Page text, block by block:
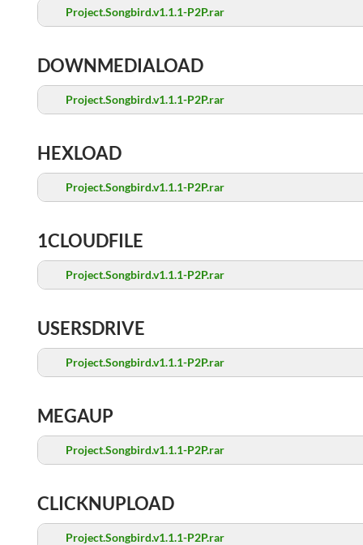
Project.Songbird.v1.1.1-P2P.rar
DOWNMEDIALOAD
Project.Songbird.v1.1.1-P2P.rar
HEXLOAD
Project.Songbird.v1.1.1-P2P.rar
1CLOUDFILE
Project.Songbird.v1.1.1-P2P.rar
USERSDRIVE
Project.Songbird.v1.1.1-P2P.rar
MEGAUP
Project.Songbird.v1.1.1-P2P.rar
CLICKNUPLOAD
Project.Songbird.v1.1.1-P2P.rar